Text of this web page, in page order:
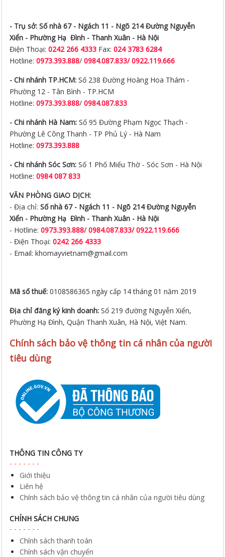
- Trụ sở: Số nhà 67 - Ngách 11 - Ngõ 214 Đường Nguyễn
Xiển - Phường Hạ Đình - Thanh Xuân - Hà Nội
Điện Thoại:0242 266 4333 Fax:024 3783 6284
Hotline:0973.393.888/0984.087.833/ 0922.119.666
- Chi nhánh TP.HCM: Số 238 Đường Hoàng Hoa Thám -
Phường 12 - Tân Bình - TP.HCM
Hotline:0973.393.888/0984.087.833
- Chi nhánh Hà Nam: Số 95 Đường Phạm Ngọc Thạch -
Phường Lê Công Thanh - TP Phủ Lý - Hà Nam
Hotline:0973.393.888
- Chi nhánh Sóc Sơn: Số 1 Phố Miếu Thờ - Sóc Sơn - Hà Nội
Hotline:0984 087 833
VĂN PHÒNG GIAO DỊCH:
- Địa chỉ:Số nhà 67 - Ngách 11 - Ngõ 214 Đường Nguyễn
Xiển - Phường Hạ Đình - Thanh Xuân - Hà Nội
- Hotline:0973.393.888/ 0984.087.833/ 0922.119.666
- Điện Thoại:0242 266 4333
- Email: khomayvietnam@gmail.com
Mã số thuế:0108586365 ngày cấp 14 tháng 01 năm 2019
Địa chỉ đăng ký kinh doanh:Số 219 đường Nguyễn Xiển,
Phường Hạ Đình, Quận Thanh Xuân, Hà Nội, Việt Nam.
Chính sách bảo vệ thông tin cá nhân của người
tiêu dùng
THÔNG TIN CÔNG TY
Giới thiệu
Liên hệ
Chính sách bảo vệ thông tin cá nhân của người tiêu dùng
CHÍNH SÁCH CHUNG
Chính sách thanh toán
Chính sách vận chuyển